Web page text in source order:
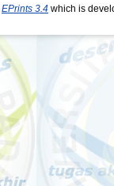
EPrints 3.4 which is